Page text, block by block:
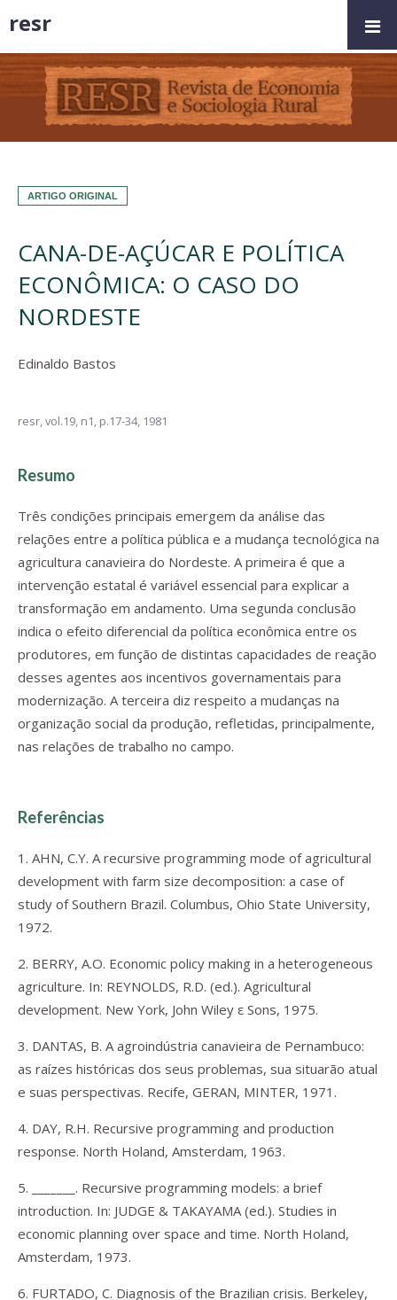
ARTIGO ORIGINAL
CANA-DE-AÇÚCAR E POLÍTICA
ECONÔMICA: O CASO DO
NORDESTE
Edinaldo Bastos
resr,vol.19, n1, p.17-34, 1981
Resumo
Três condições principais emergem da análise das
relações entre a política pública e a mudança tecnológica na
agricultura canavieira do Nordeste. A primeira é que a
intervenção estatal é variável essencial para explicar a
transformação em andamento. Uma segunda conclusão
indica o efeito diferencial da política econômica entre os
produtores, em função de distintas capacidades de reação
desses agentes aos incentivos governamentais para
modernização. A terceira diz respeito a mudanças na
organização social da produção, refletidas, principalmente,
nas relações de trabalho no campo.
Referências
1. AHN, C.Y. A recursive programming mode of agricultural
development with farm size decomposition: a case of
study of Southern Brazil. Columbus, Ohio State University,
1972.
2. BERRY, A.O. Economic policy making in a heterogeneous
agriculture. In: REYNOLDS, R.D. (ed.). Agricultural
development. New York, John Wiley ε Sons, 1975.
3. DANTAS, B. A agroindústria canavieira de Pernambuco:
as raízes históricas dos seus problemas, sua situarão atual
e suas perspectivas. Recife, GERAN, MINTER, 1971.
4. DAY, R.H. Recursive programming and production
response. North Holand, Amsterdam, 1963.
5. _______. Recursive programming models: a brief
introduction. In: JUDGE & TAKAYAMA (ed.). Studies in
economic planning over space and time. North Holand,
Amsterdam, 1973.
6. FURTADO, C. Diagnosis of the Brazilian crisis. Berkeley,
resr